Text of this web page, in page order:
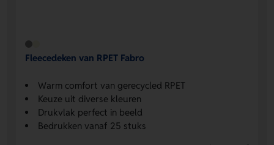
Fleecedeken van RPET Fabro
Warm comfort van gerecycled RPET
Keuze uit diverse kleuren
Drukvlak perfect in beeld
Bedrukken vanaf 25 stuks